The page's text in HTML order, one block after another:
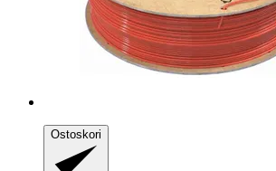
Ostoskori